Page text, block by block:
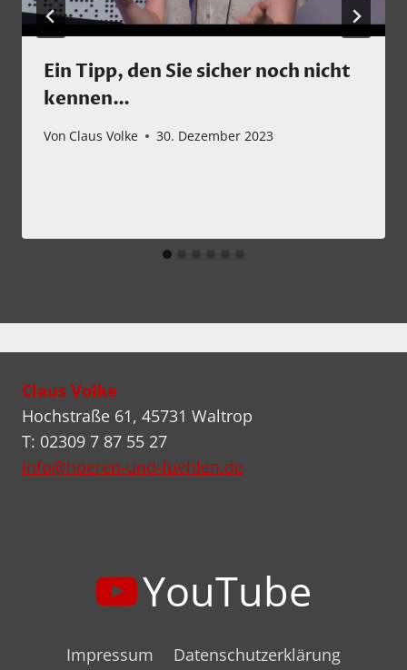
Ein Tipp, den Sie sicher noch nicht
kennen…
Von Claus Volke 30. Dezember 2023
Claus Volke
Hochstraße 61, 45731 Waltrop
T: 02309 7 87 55 27
info@hoeren-und-fuehlen.de
YouTube
Impressum Datenschutzerklärung